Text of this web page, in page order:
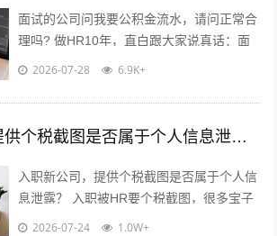
面试的公司问我要公积金流水，请问正常合
理吗? 做HR10年，直白跟大家说真话：面
试要公积金流水，很常见，但不是必须！不
2026-07-28 6.9K+
入职新公司，提供个税截图是否属于个人信息泄露？
入职新公司，提供个税截图是否属于个人信
息泄露？ 入职被HR要个税截图，很多宝子
都慌了：这算不算隐私泄露？到底能不能
2026-07-24 1.0W+